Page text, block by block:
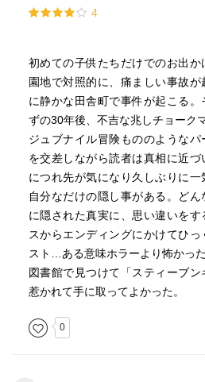
4
初めての子供たちだけでのお出
園地で対照的に、痛ましい事故
に静かな田舎町で事件が起こる
ずの30年後、不吉な兆しチョーク
ジュブナイル冒険もののような
を交差しながら読者は真相に近づ
につれ先が気になり久しぶりに一
自分なだけの隠し事がある。ど
に隠された真実に、思い違いを
スからエンディングにかけてひ
スト…ある意味ホラーより怖かった
図書館で見つけて「スティーブ
惹かれて手に取ってよかった。
0